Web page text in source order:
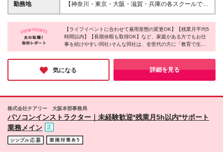
給し、超過分は別途支給致します ※他手当含む/4,000
定残業代含む/1万円(5時間) ※残業がない場合も支給
し、超過分は別途支給致します ※他待遇・福利厚生な
どの条件は変わりません
勤務地
【神奈川・東京・大阪・滋賀・兵庫の各スクールで募
集中】 ＊勤務地は希望を考慮して決定します ＊転居
を伴う転勤はありません ＊駅から遠い勤務地は車、
バイク、自転車通勤可（社内規定あり）
━━━━━━━━━━━━━━━━━━━━━ スク
ールの所在地は下記URLをご確認ください
https://www.pc4353.net/school/
━━━━━━━━━━━━━━━━━━━━━ ※募集
【ライフイベントに合わせて雇用形態の変更OK】【残業月平均5
時間以内】【長期休暇も取得OK】など、家庭がある方でもお仕
事を続けやすい同社♪そんな同社は、全世代の方に「教育で生き
るチカラ」を提供することをモットーに、パソコン教室やプログ
ラミング教室を運営しています。業務を通してITスキルが身につ
くため、手に職をつけたい方には最適のお仕事です！
気になる 詳細を見る
株式会社チアリー 大阪本部事務局
パソコンインストラクター｜未経験歓迎*残業月5h以内*サポート
業務メイン